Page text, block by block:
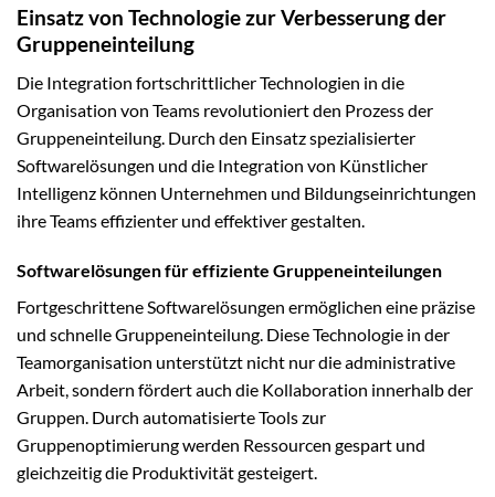
Einsatz von Technologie zur Verbesserung der
Gruppeneinteilung
Die Integration fortschrittlicher Technologien in die
Organisation von Teams revolutioniert den Prozess der
Gruppeneinteilung. Durch den Einsatz spezialisierter
Softwarelösungen und die Integration von Künstlicher
Intelligenz können Unternehmen und Bildungseinrichtungen
ihre Teams effizienter und effektiver gestalten.
Softwarelösungen für effiziente Gruppeneinteilungen
Fortgeschrittene Softwarelösungen ermöglichen eine präzise
und schnelle Gruppeneinteilung. Diese Technologie in der
Teamorganisation unterstützt nicht nur die administrative
Arbeit, sondern fördert auch die Kollaboration innerhalb der
Gruppen. Durch automatisierte Tools zur
Gruppenoptimierung werden Ressourcen gespart und
gleichzeitig die Produktivität gesteigert.